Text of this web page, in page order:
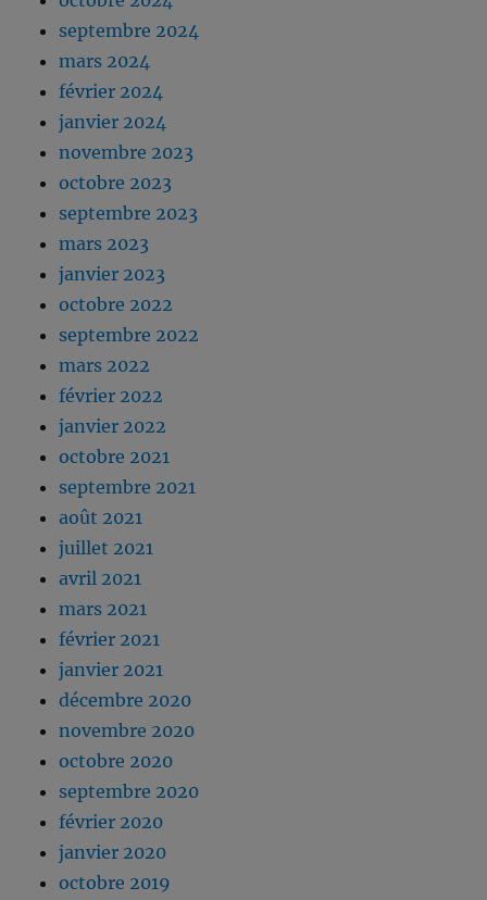
septembre 2024
mars 2024
février 2024
janvier 2024
novembre 2023
octobre 2023
septembre 2023
mars 2023
janvier 2023
octobre 2022
septembre 2022
mars 2022
février 2022
janvier 2022
octobre 2021
septembre 2021
août 2021
juillet 2021
avril 2021
mars 2021
février 2021
janvier 2021
décembre 2020
novembre 2020
octobre 2020
septembre 2020
février 2020
janvier 2020
octobre 2019